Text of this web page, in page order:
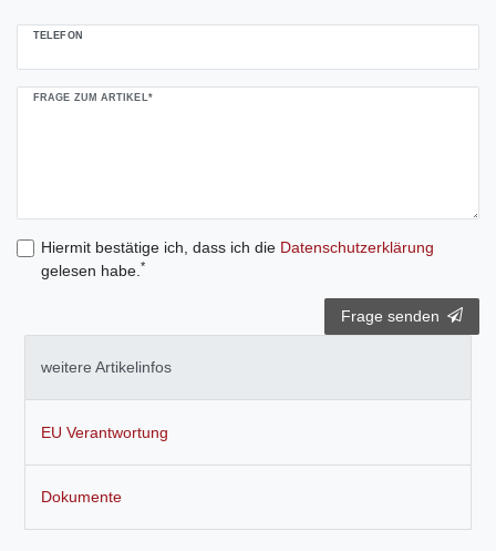
TELEFON
FRAGE ZUM ARTIKEL*
Hiermit bestätige ich, dass ich die Daten­schutz­erklärung
gelesen habe. *
Frage senden
weitere Artikelinfos
EU Verantwortung
Dokumente